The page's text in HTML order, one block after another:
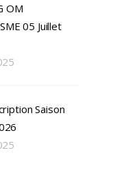
OM
05 Juillet
Saison